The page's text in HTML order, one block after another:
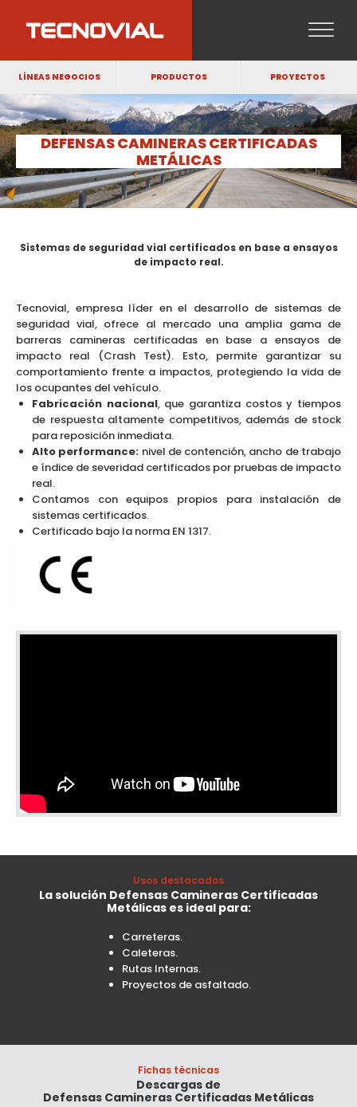
LÍNEAS NEGOCIOS PRODUCTOS PROYECTOS
DEFENSAS CAMINERAS CERTIFICADAS
METÁLICAS
Sistemas de seguridad vial certificados en base a ensayos
de impacto real.
Tecnovial, empresa líder en el desarrollo de sistemas de
seguridad vial, ofrece al mercado una amplia gama de
barreras camineras certificadas en base a ensayos de
impacto real (Crash Test). Esto, permite garantizar su
comportamiento frente a impactos, protegiendo la vida de
los ocupantes del vehículo.
Fabricación nacional, que garantiza costos y tiempos
de respuesta altamente competitivos, además de stock
para reposición inmediata.
Alto performance: nivel de contención, ancho de trabajo
e índice de severidad certificados por pruebas de impacto
real.
Contamos con equipos propios para instalación de
sistemas certificados.
Certificado bajo la norma EN 1317.
Usos destacados
La solución Defensas Camineras Certificadas
Metálicas es ideal para:
Carreteras.
Caleteras.
Rutas Internas.
Proyectos de asfaltado.
Fichas técnicas
Descargas de
Defensas Camineras Certificadas Metálicas